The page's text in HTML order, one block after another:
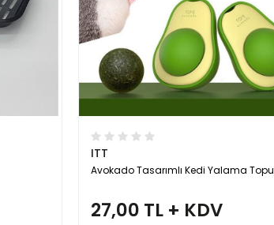
ITT
Avokado Tasarımlı Kedi Yalama Topu
27,00 TL + KDV